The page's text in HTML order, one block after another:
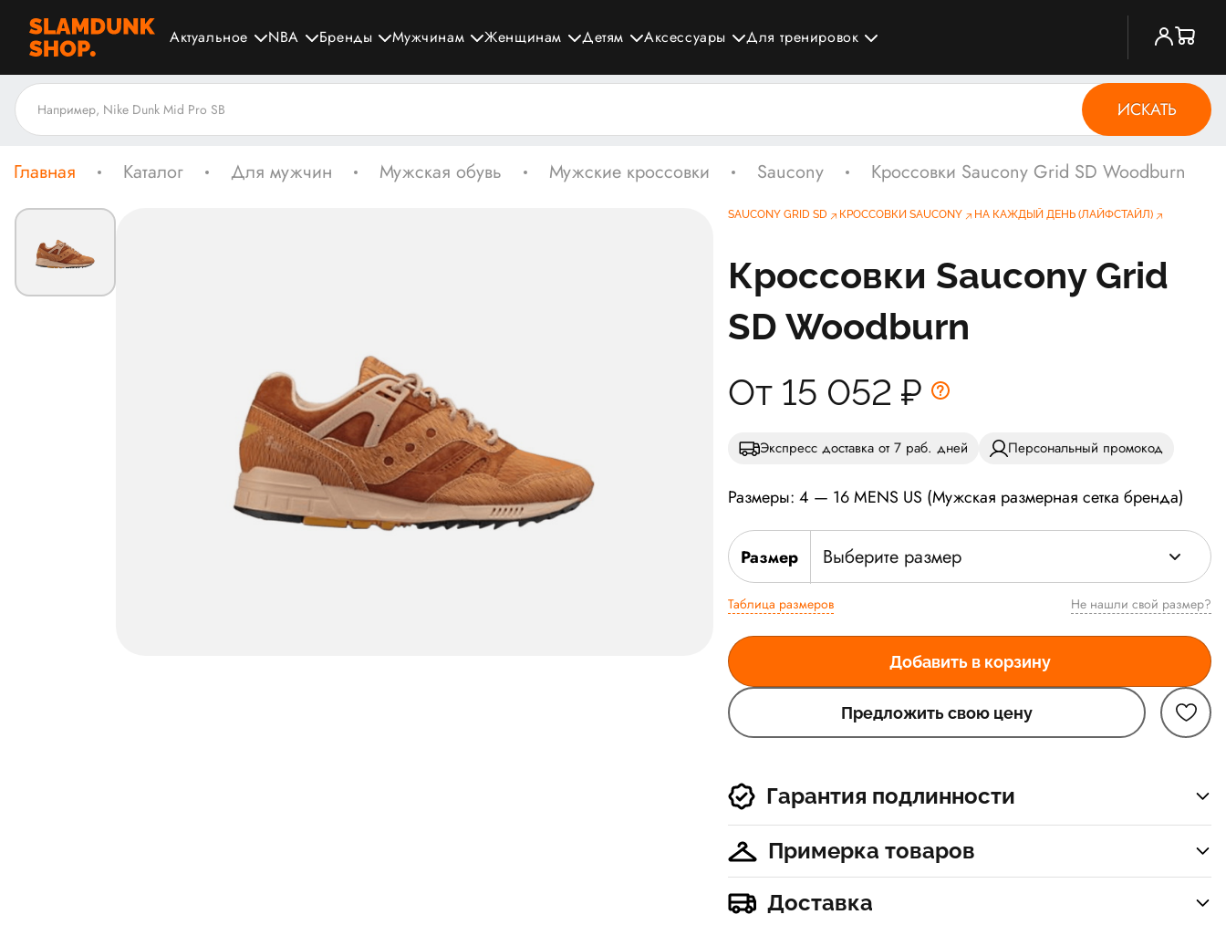
Актуальное NBA Бренды Мужчинам Женщинам Детям Аксессуары Для тренировок
ИСКАТЬ
Главная Каталог Для мужчин Мужская обувь Мужские кроссовки Saucony Кроссовки Saucony Grid SD Woodburn
SAUCONY GRID SD КРОССОВКИ SAUCONY НА КАЖДЫЙ ДЕНЬ (ЛАЙФСТАЙЛ)
Кроссовки Saucony Grid
SD Woodburn
От 15 052 ₽
Экспресс доставка от 7 раб. дней Персональный промокод
Размеры: 4 — 16 MENS US (Мужская размерная сетка бренда)
Размер Выберите размер
Таблица размеров Не нашли свой размер?
Добавить в корзину
Предложить свою цену
Гарантия подлинности
Примерка товаров
Доставка